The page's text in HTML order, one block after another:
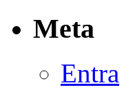
Meta
Entra